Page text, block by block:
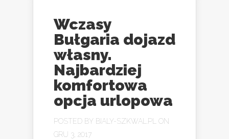
Wczasy
Bułgaria dojazd
własny.
Najbardziej
komfortowa
opcja urlopowa
POSTED BY BIALY-SZKWAL.PL
ON
GRU 3, 2017